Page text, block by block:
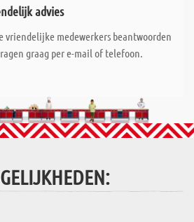
advies
vriendelijke medewerkers beantwoorden
graag per e-mail of telefoon.